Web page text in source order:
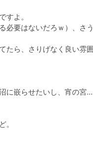
すよ。
必要はないだろｗ）、さ
たら、さりげなく良い雰
に嵌らせたいし、宵の
。